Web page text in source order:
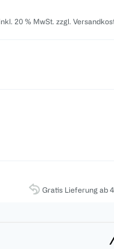
20 % MwSt. zzgl.
Gratis Lieferung ab